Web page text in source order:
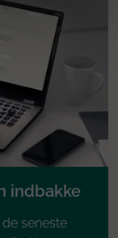
indbakke
seneste